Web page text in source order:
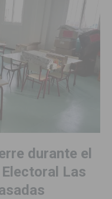
durante el
Las